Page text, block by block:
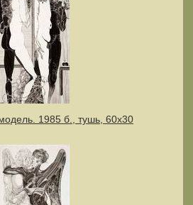
1985 б., тушь, 60х30